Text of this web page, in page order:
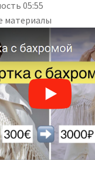
05:55
материалы